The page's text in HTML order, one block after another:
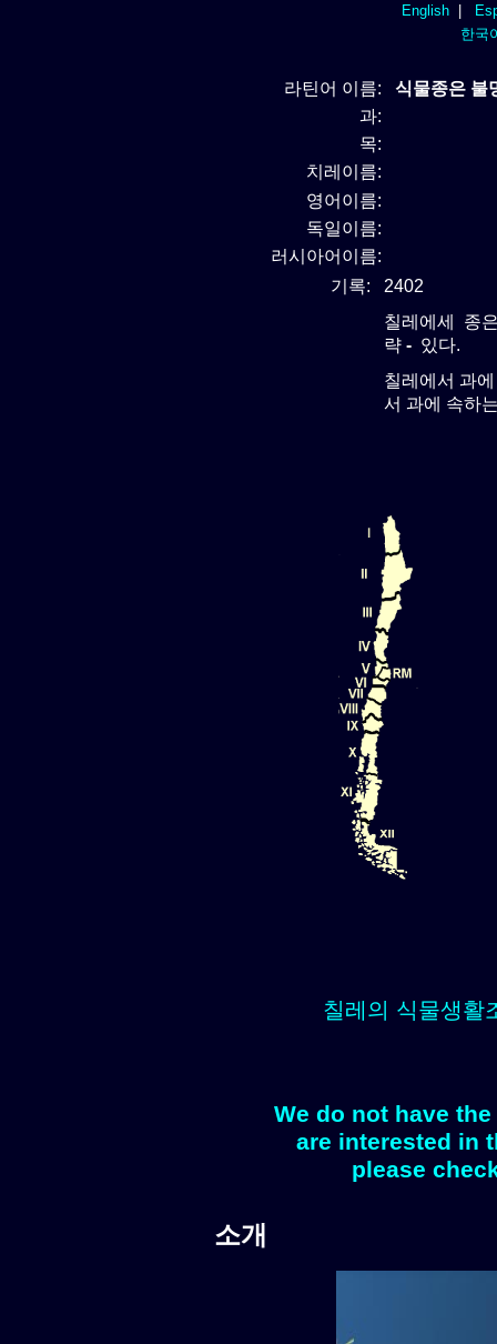
English|
한국
라틴어 이름:
식물종은 불
과:
목:
치레이름:
영어이름:
독일이름:
러시아어이름:
기록:
2402
칠레에세 종
략 - 있다.
칠레에서 과
서 과에 속하
칠레의 식물생활
We do not have
are interested in
please
소개